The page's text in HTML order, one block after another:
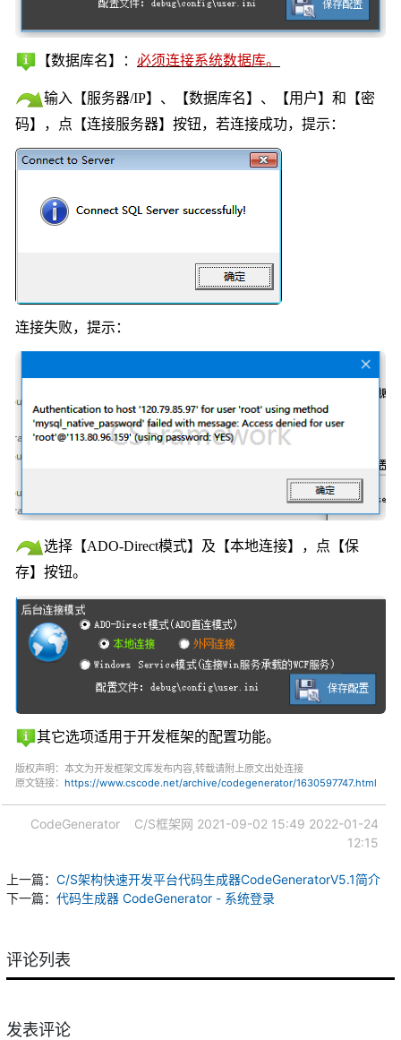
【数据库名】： 必须连接系统数据库。
输入 【服务器/IP】 、 【数据库名】 、 【用户】 和 【密
码】 ， 点【连接服务器】 按钮， 若连接成功， 提示 ：
连接失败，提示：
选择 【ADO-Direct模式】 及 【本地连接】 ， 点【保
存】 按钮。
其它选项适用于开发框架的配置功能。
版权声明：本文为开发框架文库发布内容,转载请附上原文出处连接
原文链接： https://www.cscode.net/archive/codegenerator/1630597747.html
CodeGenerator C/S框架网 2021-09-02 15:49 2022-01-24
12:15
上一篇： C/S架构快速开发平台代码生成器CodeGeneratorV5.1简介
下一篇： 代码生成器 CodeGenerator - 系统登录
评论列表
发表评论